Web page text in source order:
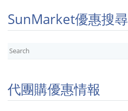
SunMarket優惠搜尋
代團購優惠情報